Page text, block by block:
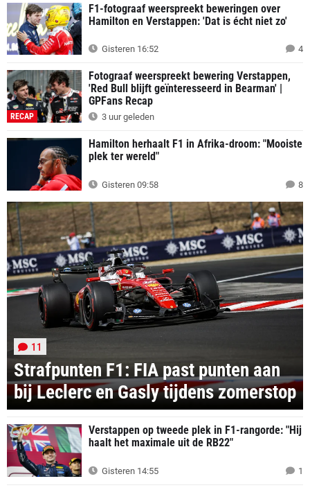
F1-fotograaf weerspreekt beweringen over
Hamilton en Verstappen: 'Dat is écht niet zo'
Gisteren 16:52 4
RECAP
Fotograaf weerspreekt bewering Verstappen,
'Red Bull blijft geïnteresseerd in Bearman' |
GPFans Recap
3 uur geleden
Hamilton herhaalt F1 in Afrika-droom: "Mooiste
plek ter wereld"
Gisteren 09:58 8
Strafpunten F1: FIA past punten aan
bij Leclerc en Gasly tijdens zomerstop
11
Verstappen op tweede plek in F1-rangorde: "Hij
haalt het maximale uit de RB22"
Gisteren 14:55 1